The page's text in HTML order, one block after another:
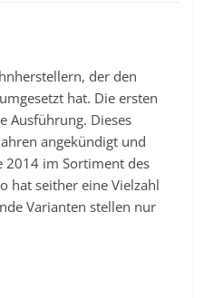
der den
hat. Die ersten
Ausführung. Dieses
angekündigt und
2014 im Sortiment des
hat seither eine Vielzahl
Varianten stellen nur